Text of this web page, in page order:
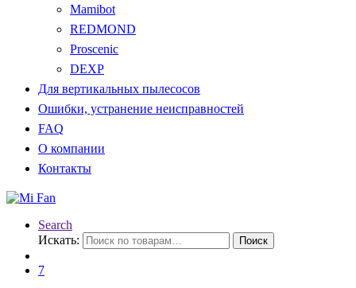
Mamibot
REDMOND
Proscenic
DEXP
Для вертикальных пылесосов
Ошибки, устранение неисправностей
FAQ
О компании
Контакты
Search
Искать:
Поиск
7